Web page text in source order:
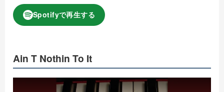
Spotifyで再生する
Ain T Nothin To It